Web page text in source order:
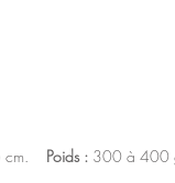
cm. Poids : 300 à 400